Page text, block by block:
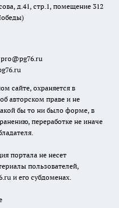
д.41, стр.1, помещение 312
pro@pg76.ru
сайте, охраняется в
авторском праве и не
бы то ни было форме, в
переработке не иначе
портала не несет
пользователей,
и его субдоменах.